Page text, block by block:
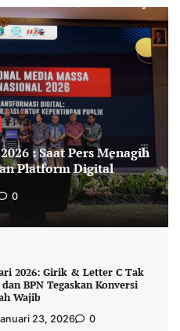
: Saat Pers Menagih
Platform Digital
0
2026: Girik & Letter C Tak
BPN Tegaskan Konversi
Wajib
23, 2026 0